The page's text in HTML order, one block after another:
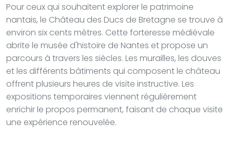
Pour ceux qui souhaitent explorer le patrimoine
nantais, le Château des Ducs de Bretagne se trouve à
environ six cents mètres. Cette forteresse médiévale
abrite le musée d'histoire de Nantes et propose un
parcours à travers les siècles. Les murailles, les douves
et les différents bâtiments qui composent le château
offrent plusieurs heures de visite instructive. Les
expositions temporaires viennent régulièrement
enrichir le propos permanent, faisant de chaque visite
une expérience renouvelée.